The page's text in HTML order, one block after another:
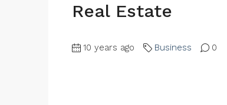
Real Estate
10 years ago Business 0